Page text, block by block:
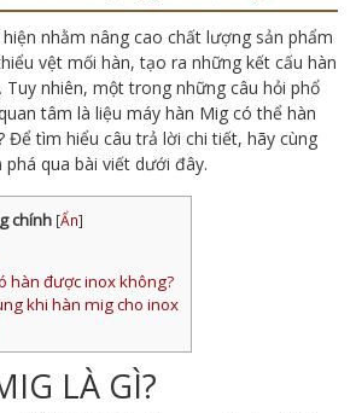
nhằm nâng cao chất lượng sản phẩm
vệt mối hàn, tạo ra những kết cấu hàn
nhiên, một trong những câu hỏi phổ
tâm là liệu máy hàn Mig có thể hàn
Để tìm hiểu câu trả lời chi tiết, hãy cùng
phá qua bài viết dưới đây.
chính [Ẩn]
hàn được inox không?
khi hàn mig cho inox
LÀ GÌ?